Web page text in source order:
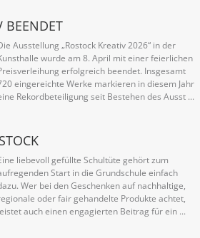
BEENDET
Ausstellung „Rostock Kreativ 2026“ in der
wurde am 8. April mit einer feierlichen
erfolgreich beendet. Insgesamt
eingereichte Werke markieren in diesem Jahr
Rekordbeteiligung seit Bestehen des Ausst ...
liebevoll gefüllte Schultüte gehört zum
Start in die Grundschule einfach
Wer bei den Geschenken auf nachhaltige,
oder fair gehandelte Produkte achtet,
auch einen engagierten Beitrag für ein ...